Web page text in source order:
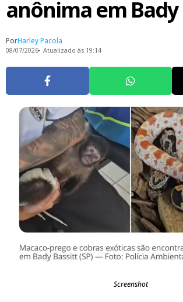
anônima em
PorHarley Pacola
08/07/2026 Atualizado às 19:14
Screenshot